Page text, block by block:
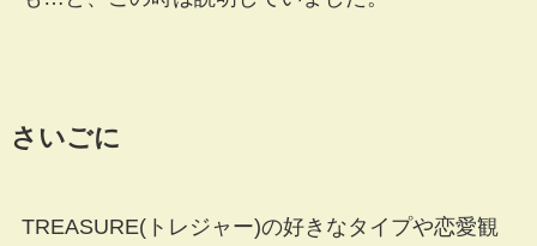
さいごに
TREASURE(トレジャー)の好きなタイプや恋愛観